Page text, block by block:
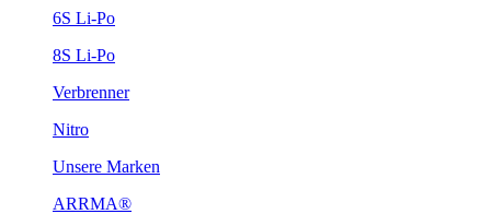
6S Li-Po
8S Li-Po
Verbrenner
Nitro
Unsere Marken
ARRMA®